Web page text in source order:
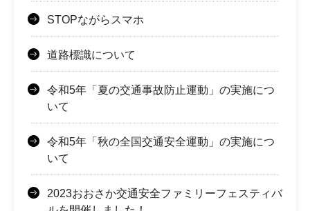
STOPながらスマホ
道路標識について
令和5年「夏の交通事故防止運動」の実施につ
いて
令和5年「秋の全国交通安全運動」の実施につ
いて
2023おおさか交通安全ファミリーフェスティバ